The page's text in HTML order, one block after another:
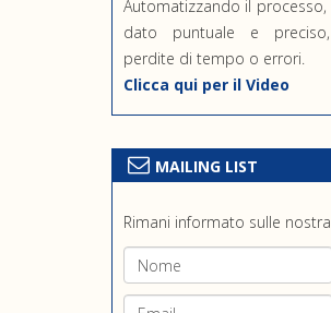
Automatizzando il processo,
dato puntuale e
perdite di tempo o errori.
Clicca qui per il Video
MAILING LIST
Rimani informato sulle